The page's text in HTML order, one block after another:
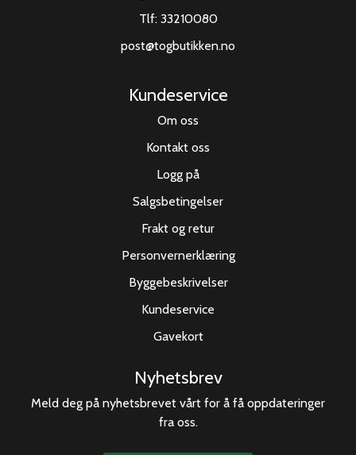
Tlf: 33210080
post@togbutikken.no
Kundeservice
Om oss
Kontakt oss
Logg på
Salgsbetingelser
Frakt og retur
Personvernerklæring
Byggebeskrivelser
Kundeservice
Gavekort
Nyhetsbrev
Meld deg på nyhetsbrevet vårt for å få oppdateringer
fra oss.